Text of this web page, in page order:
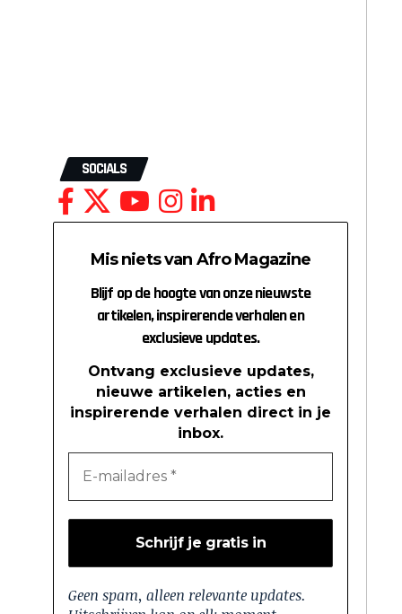
SOCIALS
Mis niets van Afro Magazine
Blijf op de hoogte van onze nieuwste
artikelen, inspirerende verhalen en
exclusieve updates.
Ontvang exclusieve updates,
nieuwe artikelen, acties en
inspirerende verhalen direct in je
inbox.
Geen spam, alleen relevante updates.